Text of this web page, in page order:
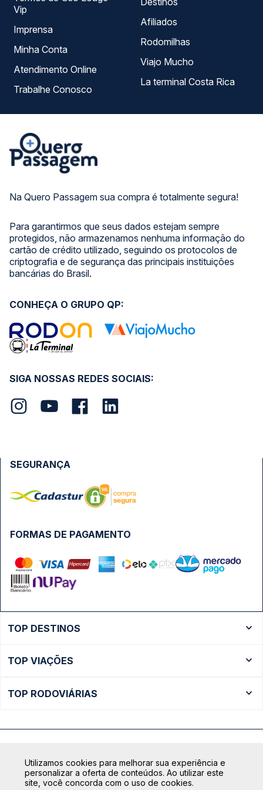
Na Quero Passagem sua compra é totalmente segura!
Para garantirmos que seus dados estejam sempre
protegidos, não armazenamos nenhuma informação do
cartão de crédito utilizado, seguindo os protocolos de
criptografia e de segurança das principais instituições
bancárias do Brasil.
Vip
Imprensa
Minha Conta
Atendimento Online
Trabalhe Conosco
Afiliados
Rodomilhas
Viajo Mucho
La terminal Costa Rica
SIGA NOSSAS REDES SOCIAIS:
CONHEÇA O GRUPO QP:
FORMAS DE PAGAMENTO
SEGURANÇA
TOP DESTINOS
Ônibus São Paulo
Ônibus Brasília
TOP VIAÇÕES
Passagens Pássaro Marron
+ Viações
TOP RODOVIÁRIAS
Rodoviária Curitiba
Comercial Alphaville, Barueri - SP | CEP: 06453-038
CNPJ: 18.087.991/0001-57 | saconibus@queropassagem.com.br
Utilizamos cookies para melhorar sua experiência e
personalizar a oferta de conteúdos. Ao utilizar este
site, você concorda com o uso de cookies.